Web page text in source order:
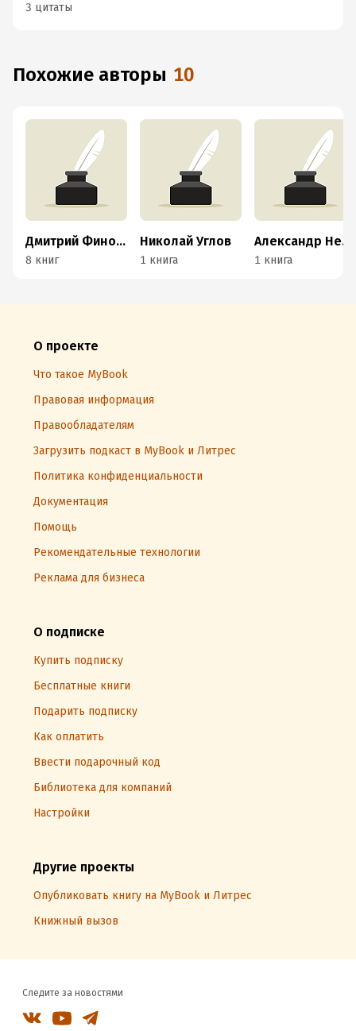
3 цитаты
Похожие авторы 10
Дмитрий Финоженок
8 книг
Николай Углов
1 книга
Александр Нечитайлов
1 книга
О проекте
Что такое MyBook
Правовая информация
Правообладателям
Загрузить подкаст в MyBook и Литрес
Политика конфиденциальности
Документация
Помощь
Рекомендательные технологии
Реклама для бизнеса
О подписке
Купить подписку
Бесплатные книги
Подарить подписку
Как оплатить
Ввести подарочный код
Библиотека для компаний
Настройки
Другие проекты
Опубликовать книгу на MyBook и Литрес
Книжный вызов
Следите за новостями